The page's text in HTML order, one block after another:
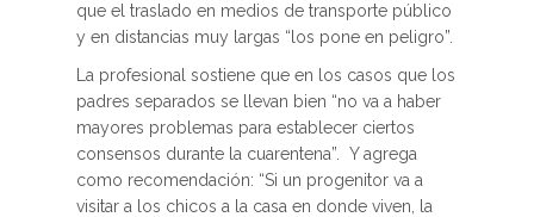
que el traslado en medios de transporte público
y en distancias muy largas “los pone en peligro”.
La profesional sostiene que en los casos que los
padres separados se llevan bien “no va a haber
mayores problemas para establecer ciertos
consensos durante la cuarentena”. Y agrega
como recomendación: “Si un progenitor va a
visitar a los chicos a la casa en donde viven, la